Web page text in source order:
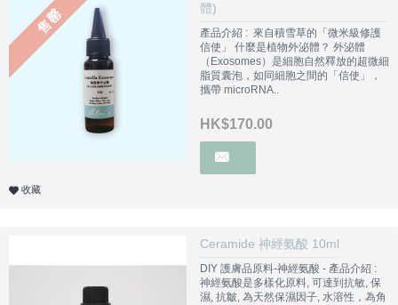
售罄
體)
產品介紹 : 來自積雪草的「微米級修護
信使」 什麼是植物外泌體？ 外泌體
（Exosomes）是細胞自然釋放的超微細
脂質囊泡，如同細胞之間的「信使」，
攜帶 microRNA..
HK$170.00
收藏
Ceramide 神經氨酸 10ml
DIY 護膚品原料-神經氨酸 - 產品介紹 :
神經氨酸是多樣化原料, 可達到抗敏, 保
濕, 抗皺, 為天然保濕因子, 水溶性，為角